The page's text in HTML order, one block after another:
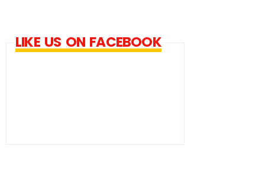
LIKE US ON FACEBOOK